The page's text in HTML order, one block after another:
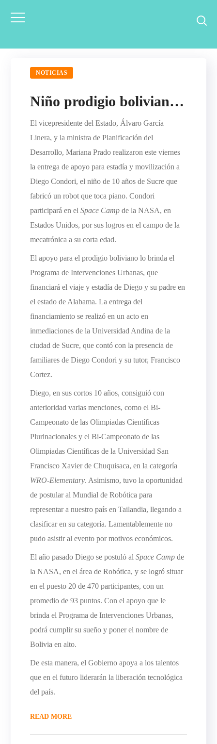
NOTICIAS
Niño prodigio boliviano recibe apoyo del Programa de Intervenciones Urbanas para ir a la NASA
El vicepresidente del Estado, Álvaro García
Linera, y la ministra de Planificación del
Desarrollo, Mariana Prado realizaron este viernes
la entrega de apoyo para estadía y movilización a
Diego Condori, el niño de 10 años de Sucre que
fabricó un robot que toca piano. Condori
participará en elSpace Camp de la NASA, en
Estados Unidos, por sus logros en el campo de la
mecatrónica a su corta edad.
El apoyo para el prodigio boliviano lo brinda el
Programa de Intervenciones Urbanas, que
financiará el viaje y estadía de Diego y su padre en
el estado de Alabama. La entrega del
financiamiento se realizó en un acto en
inmediaciones de la Universidad Andina de la
ciudad de Sucre, que contó con la presencia de
familiares de Diego Condori y su tutor, Francisco
Cortez.
Diego, en sus cortos 10 años, consiguió con
anterioridad varias menciones, como el Bi-
Campeonato de las Olimpiadas Científicas
Plurinacionales y el Bi-Campeonato de las
Olimpiadas Científicas de la Universidad San
Francisco Xavier de Chuquisaca, en la categoría
WRO-Elementary. Asimismo, tuvo la oportunidad
de postular al Mundial de Robótica para
representar a nuestro país en Tailandia, llegando a
clasificar en su categoría. Lamentablemente no
pudo asistir al evento por motivos económicos.
El año pasado Diego se postuló alSpace Camp de
la NASA, en el área de Robótica, y se logró situar
en el puesto 20 de 470 participantes, con un
promedio de 93 puntos. Con el apoyo que le
brinda el Programa de Intervenciones Urbanas,
podrá cumplir su sueño y poner el nombre de
Bolivia en alto.
De esta manera, el Gobierno apoya a los talentos
que en el futuro liderarán la liberación tecnológica
del país.
READ MORE